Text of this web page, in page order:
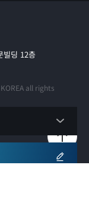
빌딩 12층
all rights